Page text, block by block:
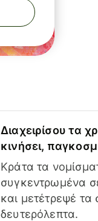
Διαχειρίσου τα
κινήσει,
Κράτα τα
συγκεντρωμένα
και μετέτρεψέ τα
δευτερόλεπτα.